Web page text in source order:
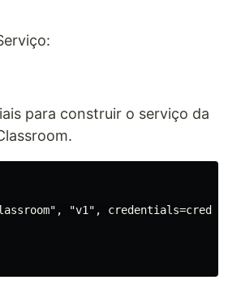
para construir o serviço da
"v1", credentials=creds)